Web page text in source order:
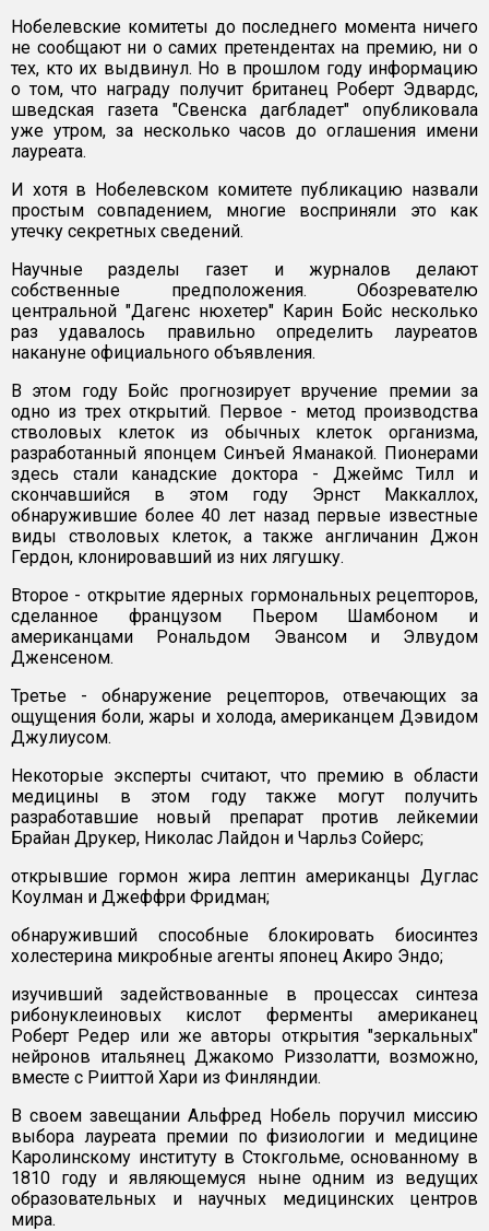
Нобелевские комитеты до последнего момента ничего
не сообщают ни о самих претендентах на премию, ни о
тех, кто их выдвинул. Но в прошлом году информацию
о том, что награду получит британец Роберт Эдвардс,
шведская газета "Свенска дагбладет" опубликовала
уже утром, за несколько часов до оглашения имени
лауреата.
И хотя в Нобелевском комитете публикацию назвали
простым совпадением, многие восприняли это как
утечку секретных сведений.
Научные разделы газет и журналов делают
собственные предположения. Обозревателю
центральной "Дагенс нюхетер" Карин Бойс несколько
раз удавалось правильно определить лауреатов
накануне официального объявления.
В этом году Бойс прогнозирует вручение премии за
одно из трех открытий. Первое - метод производства
стволовых клеток из обычных клеток организма,
разработанный японцем Синъей Яманакой. Пионерами
здесь стали канадские доктора - Джеймс Тилл и
скончавшийся в этом году Эрнст Маккаллох,
обнаружившие более 40 лет назад первые известные
виды стволовых клеток, а также англичанин Джон
Гердон, клонировавший из них лягушку.
Второе - открытие ядерных гормональных рецепторов,
сделанное французом Пьером Шамбоном и
американцами Рональдом Эвансом и Элвудом
Дженсеном.
Третье - обнаружение рецепторов, отвечающих за
ощущения боли, жары и холода, американцем Дэвидом
Джулиусом.
Некоторые эксперты считают, что премию в области
медицины в этом году также могут получить
разработавшие новый препарат против лейкемии
Брайан Друкер, Николас Лайдон и Чарльз Сойерс;
открывшие гормон жира лептин американцы Дуглас
Коулман и Джеффри Фридман;
обнаруживший способные блокировать биосинтез
холестерина микробные агенты японец Акиро Эндо;
изучивший задействованные в процессах синтеза
рибонуклеиновых кислот ферменты американец
Роберт Редер или же авторы открытия "зеркальных"
нейронов итальянец Джакомо Риззолатти, возможно,
вместе с Рииттой Хари из Финляндии.
В своем завещании Альфред Нобель поручил миссию
выбора лауреата премии по физиологии и медицине
Каролинскому институту в Стокгольме, основанному в
1810 году и являющемуся ныне одним из ведущих
образовательных и научных медицинских центров
мира.